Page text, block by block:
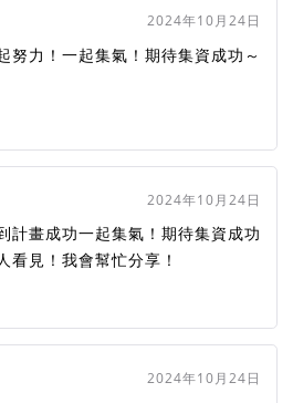
2024年10月24日
努力！一起集氣！期待集資成功～
2024年10月24日
計畫成功一起集氣！期待集資成功
看見！我會幫忙分享！
2024年10月24日